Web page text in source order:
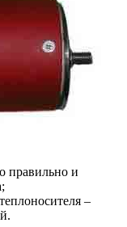
правильно и
–